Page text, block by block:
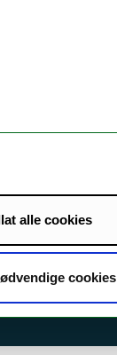
alle cookies
cookies